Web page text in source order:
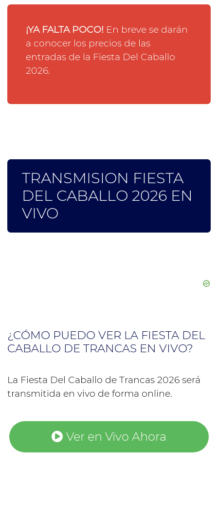
¡YA FALTA POCO! En breve se darán
a conocer los precios de las
entradas de la Fiesta Del Caballo
2026.
TRANSMISION FIESTA
DEL CABALLO 2026 EN
VIVO
¿CÓMO PUEDO VER LA FIESTA DEL
CABALLO DE TRANCAS EN VIVO?
La Fiesta Del Caballo de Trancas 2026 será
transmitida en vivo de forma online.
Ver en Vivo Ahora